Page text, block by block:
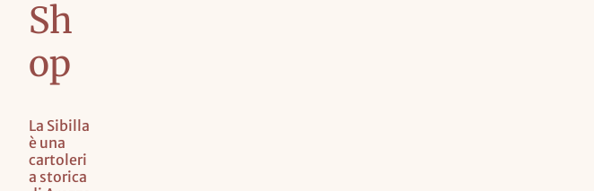
Sh
op
La Sibilla
è una
cartoleri
a storica